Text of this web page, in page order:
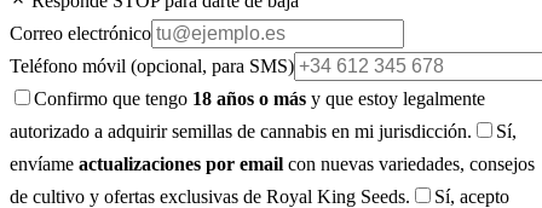
Correo electrónico
Teléfono móvil (opcional, para SMS)
Confirmo que tengo 18 años o más y que estoy legalmente
autorizado a adquirir semillas de cannabis en mi jurisdicción.
Sí,
envíame actualizaciones por email con nuevas variedades, consejos
de cultivo y ofertas exclusivas de Royal King Seeds.
Sí, acepto